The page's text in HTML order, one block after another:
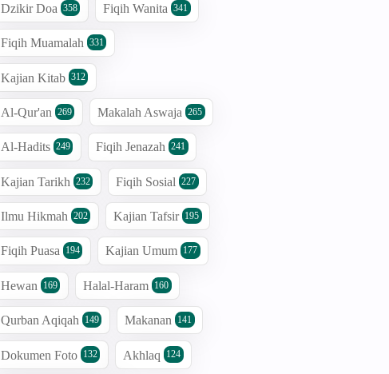
Dzikir Doa 358 Fiqih Wanita 341
Fiqih Muamalah 331
Kajian Kitab 312
Al-Qur'an 269 Makalah Aswaja 265
Al-Hadits 249 Fiqih Jenazah 241
Kajian Tarikh 232 Fiqih Sosial 227
Ilmu Hikmah 202 Kajian Tafsir 195
Fiqih Puasa 194 Kajian Umum 177
Hewan 169 Halal-Haram 160
Qurban Aqiqah 149 Makanan 141
Dokumen Foto 132 Akhlaq 124